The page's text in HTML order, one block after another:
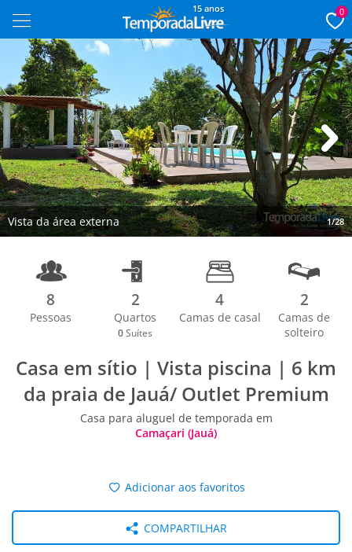
15 anos 0
Vista da área externa 1/28
Next
8
Pessoas
2
Quartos
0 Suítes
4
Camas de casal
2
Camas de
solteiro
Casa em sítio | Vista piscina | 6 km
da praia de Jauá/ Outlet Premium
Casa para aluguel de temporada em
Camaçari (Jauá)
Adicionar aos favoritos
COMPARTILHAR